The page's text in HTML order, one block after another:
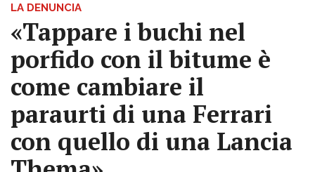
LA DENUNCIA
«Tappare i buchi nel
porfido con il bitume è
come cambiare il
paraurti di una Ferrari
con quello di una Lancia